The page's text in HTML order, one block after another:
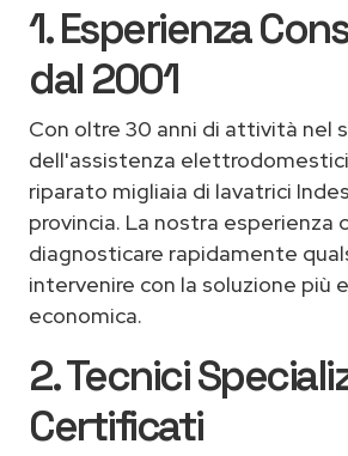
1. Esperienza
dal 2001
Con oltre 30 anni di attività nel
dell'assistenza
riparato migliaia di lavatrici
provincia. La nostra esperienza
diagnosticare rapidamente
intervenire con la soluzione più
economica.
2. Tecnici
Certificati